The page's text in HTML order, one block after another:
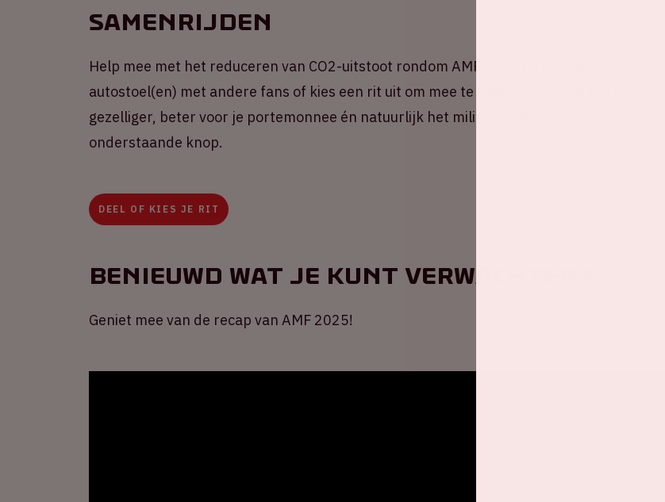
Samenrijden
Help mee met het reduceren van CO2-uitstoot rondom AMF! Deel nu jouw lege
autostoel(en) met andere fans of kies een rit uit om mee te rijden. Samen rijden is veel
gezelliger, beter voor je portemonnee én natuurlijk het milieu. Druk snel op
onderstaande knop.
DEEL OF KIES JE RIT
Benieuwd wat je kunt verwachten?
Geniet mee van de recap van AMF 2025!